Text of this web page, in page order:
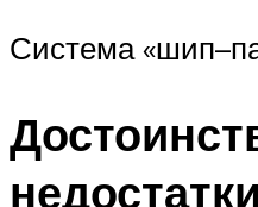
Система
недостатки